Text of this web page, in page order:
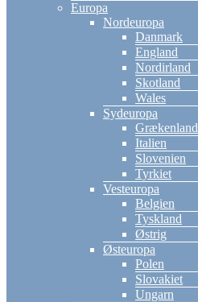
Europa
Nordeuropa
Danmark
England
Nordirland
Skotland
Wales
Sydeuropa
Grækenland
Italien
Slovenien
Tyrkiet
Vesteuropa
Belgien
Tyskland
Østrig
Østeuropa
Polen
Slovakiet
Ungarn